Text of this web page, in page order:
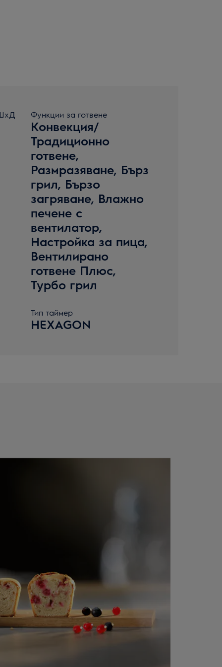
Функции за готвене
Конвекция/
Традиционно
готвене,
Размразяване, Бърз
грил, Бързо
загряване, Влажно
печене с
вентилатор,
Настройка за пица,
Вентилирано
готвене Плюс,
Турбо грил
Тип таймер
HEXAGON